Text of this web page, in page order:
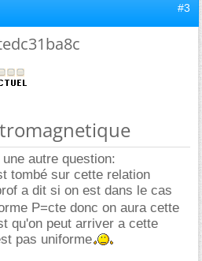
#3
autre question:
tombé sur cette relation
a dit si on est dans le cas
P=cte donc on aura cette
qu'on peut arriver a cette
pas uniforme